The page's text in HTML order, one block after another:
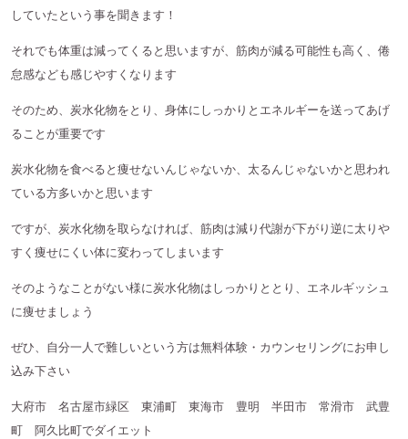
していたという事を聞きます！
それでも体重は減ってくると思いますが、筋肉が減る可能性も高く、倦
怠感なども感じやすくなります
そのため、炭水化物をとり、身体にしっかりとエネルギーを送ってあげ
ることが重要です
炭水化物を食べると痩せないんじゃないか、太るんじゃないかと思われ
ている方多いかと思います
ですが、炭水化物を取らなければ、筋肉は減り代謝が下がり逆に太りや
すく痩せにくい体に変わってしまいます
そのようなことがない様に炭水化物はしっかりととり、エネルギッシュ
に痩せましょう
ぜひ、自分一人で難しいという方は無料体験・カウンセリングにお申し
込み下さい
大府市 名古屋市緑区 東浦町 東海市 豊明 半田市 常滑市 武豊
町 阿久比町でダイエット